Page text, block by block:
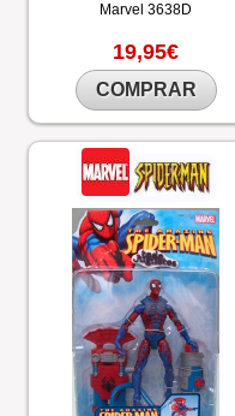
Marvel3638D
19,95€
COMPRAR